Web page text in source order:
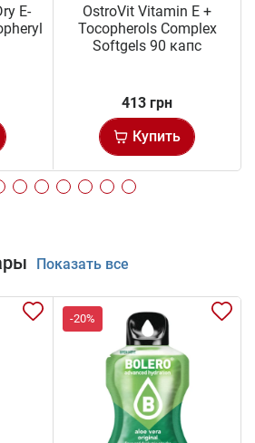
E-
OstroVit Vitamin E +
Tocopherols Complex
Softgels 90 капс
413 грн
Купить
Показать все
-20%